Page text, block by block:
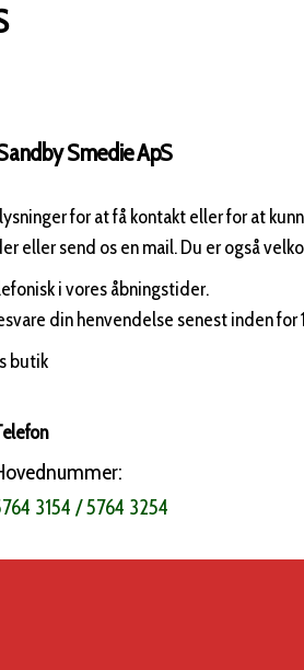
Smedie ApS
for at få kontakt eller for at
eller send os en mail. Du er også
i vores åbningstider.
din henvendelse senest inden for
butik
3154 / 5764 3254